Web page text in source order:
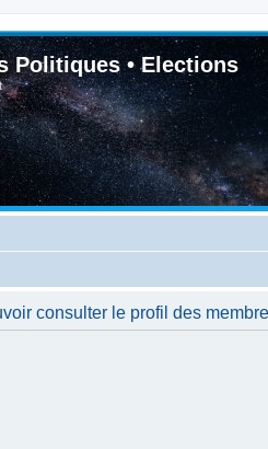
Politiques • Elections
consulter le profil des